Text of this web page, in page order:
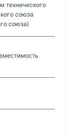
технического
союза
союза)